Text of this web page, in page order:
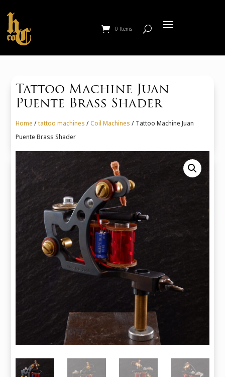
0 Items
Tattoo Machine Juan
Puente Brass Shader
Home /tattoo machines /Coil Machines / Tattoo Machine Juan
Puente Brass Shader